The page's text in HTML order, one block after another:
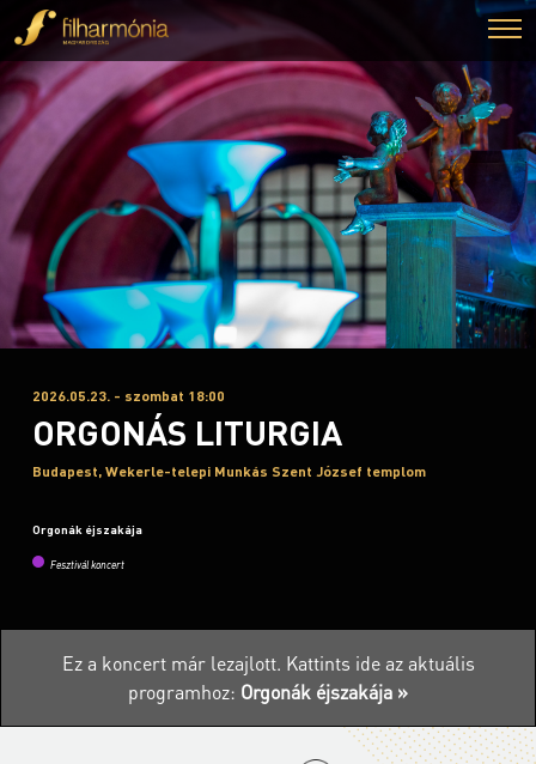
2026.05.23. - szombat 18:00
ORGONÁS LITURGIA
Budapest, Wekerle-telepi Munkás Szent József templom
Orgonák éjszakája
Fesztivál koncert
Ez a koncert már lezajlott. Kattints ide az aktuális
programhoz: Orgonák éjszakája »